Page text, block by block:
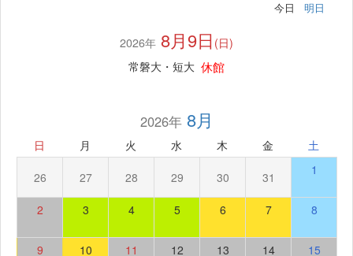
今日 明日
2026年 8月9日 (日)
常磐大・短大 休館
2026年8月
日 月 火 水 木 金 土
26 27 28 29 30 31 1
2 3 4 5 6 7 8
9 10 11 12 13 14 15